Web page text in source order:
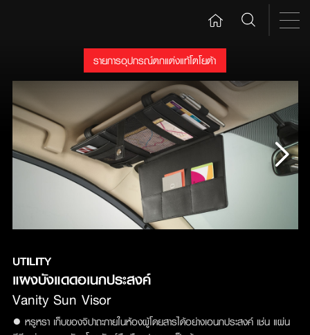
รายการอุปกรณ์ตกแต่งแท้โตโยต้า
UTILITY
แผงบังแดดอเนกประสงค์
Vanity Sun Visor
● หรูหรา เก็บของจิปาถะภายในห้องผู้โดยสารได้อย่างเอนกประสงค์ เช่น แผ่น